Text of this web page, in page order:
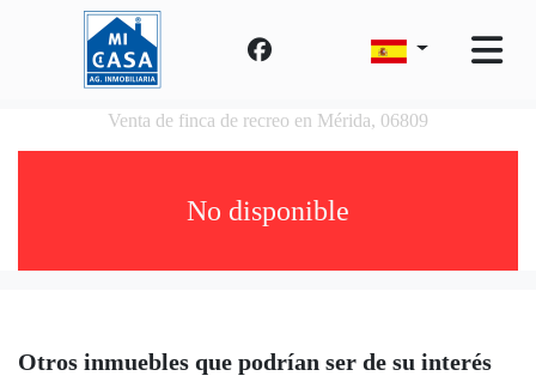
Venta de finca de recreo en Mérida, 06809
No disponible
Otros inmuebles que podrían ser de su interés